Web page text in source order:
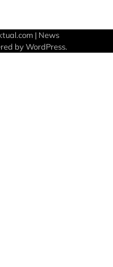
| News
byWordPress.